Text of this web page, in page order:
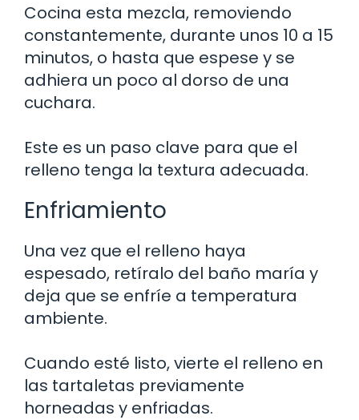
Cocina esta mezcla, removiendo
constantemente, durante unos 10 a 15
minutos, o hasta que espese y se
adhiera un poco al dorso de una
cuchara.
Este es un paso clave para que el
relleno tenga la textura adecuada.
Enfriamiento
Una vez que el relleno haya
espesado, retíralo del baño maría y
deja que se enfríe a temperatura
ambiente.
Cuando esté listo, vierte el relleno en
las tartaletas previamente
horneadas y enfriadas.